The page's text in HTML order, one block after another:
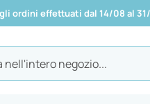
ordini effettuati dal 14/08 al